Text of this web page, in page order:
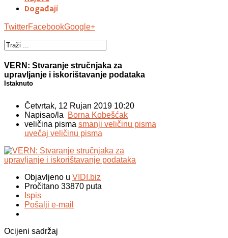
Događaji
TwitterFacebookGoogle+
VERN: Stvaranje stručnjaka za
upravljanje i iskorištavanje podataka
Istaknuto
Četvrtak, 12 Rujan 2019 10:20
Napisao/la Borna Kobešćak
veličina pisma smanji veličinu pisma
uvečaj veličinu pisma
Objavljeno u VIDI.biz
Pročitano 33870 puta
Ispis
Pošalji e-mail
Ocijeni sadržaj